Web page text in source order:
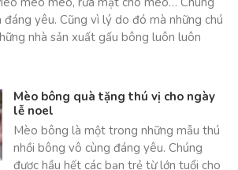
yêu. Cũng vì lý do đó mà những chú
nhà sản xuất gấu bông luôn luôn
Mèo bông quà tặng thú vị cho ngày
lễ noel
Mèo bông là một trong những mẫu thú
nhồi bông vô cùng đáng yêu. Chúng
được hầu hết các bạn trẻ từ lớn tuổi cho